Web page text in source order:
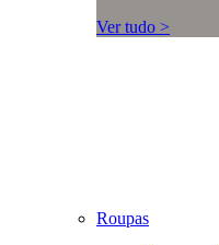
Ver tudo >
Roupas